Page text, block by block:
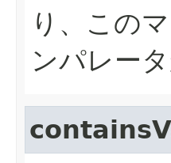
り、この
ンパレー